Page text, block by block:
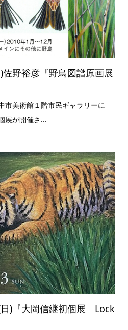
野裕彦『野鳥図譜原画展
市美術館１階市民ギャラリーに
展が開催さ...
)『大岡信継初個展 Lock